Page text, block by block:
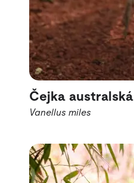
Čejka australská
Vanellus miles